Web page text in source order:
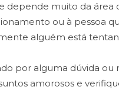
depende muito da área
ou à pessoa
alguém está
por alguma dúvida
amorosos e